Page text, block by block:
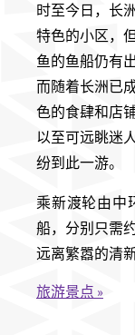
时至今日，长
特色的小区，
鱼的鱼船仍有
而随着长洲已
色的食肆和店
以至可远眺迷
纷到此一游。
乘新渡轮由中
船，分别只需
远离繁嚣的清
旅游景点 »